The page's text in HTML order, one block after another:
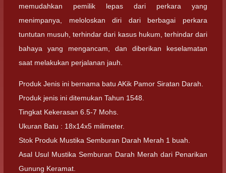
memudahkan pemilik lepas dari perkara yang
menimpanya, meloloskan diri dari berbagai perkara
tuntutan musuh, terhindar dari kasus hukum, terhindar dari
bahaya yang mengancam, dan diberikan keselamatan
saat melakukan perjalanan jauh.
Produk Jenis ini bernama batu AKik Pamor Siratan Darah.
Produk jenis ini ditemukan Tahun 1548.
Tingkat Kekerasan 6.5-7 Mohs.
Ukuran Batu : 18x14x5 milimeter.
Stok Produk Mustika Semburan Darah Merah 1 buah.
Asal Usul Mustika Semburan Darah Merah dari Penarikan
Gunung Keramat.